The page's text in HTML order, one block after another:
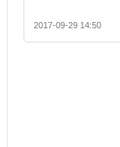
2017-09-29 14:50